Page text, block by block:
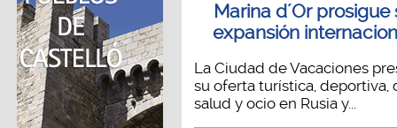
Marina d´Or prosigue
expansión
La Ciudad de Vacaciones
su oferta turística, deportiva,
salud y ocio en Rusia y...